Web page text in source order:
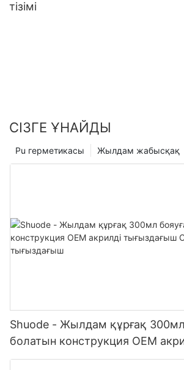
тізімі
СІЗГЕ ҰНАЙДЫ
Жылдам жабысқақ
Pu герметикасы
Shuode - Жылдам құрғақ 300мл
болатын конструкция OEM
тығыздағыш Силиконды